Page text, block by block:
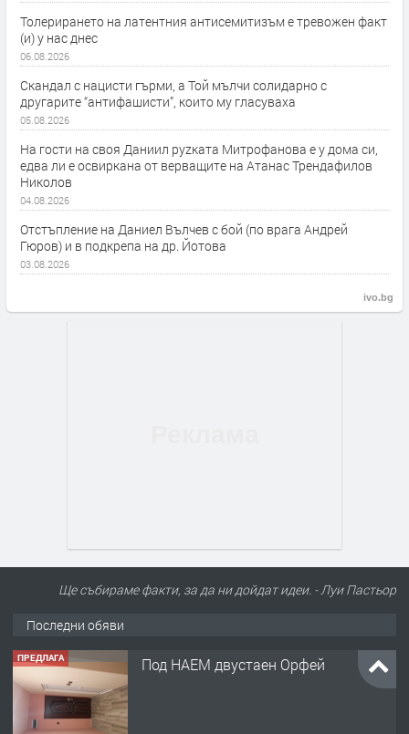
Толерирането на латентния антисемитизъм е тревожен факт
(и) у нас днес
06.08.2026
Скандал с нацисти гърми, а Той мълчи солидарно с
другарите “антифашисти”, които му гласуваха
05.08.2026
На гости на своя Даниил руzката Митрофанова е у дома си,
едва ли е освиркана от верващите на Атанас Трендафилов
Николов
04.08.2026
Отстъпление на Даниел Вълчев с бой (по врага Андрей
Гюров) и в подкрепа на др. Йотова
03.08.2026
ivo.bg
Ще събираме факти, за да ни дойдат идеи. - Луи Пастьор
Последни обяви
ПРЕДЛАГА Под НАЕМ двустаен Орфей